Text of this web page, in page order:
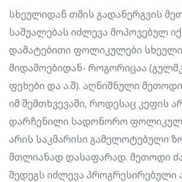
სხეულიდან თმის გადანერგვის
საშუალებას იძლევა მოპოვებულ
დამატებითი ფოლიკულები
მიდამოებიდან- როგორიცაა
ფეხები და ა.შ). აღნიშნული
იმ შემთხვევაში, როდესაც კეფის
დარჩენილი სადონორო
არის საკმარისი გამელოტებული
მთლიანად დასაფარად. მეთოდი
შედეგს იძლევა პროგრესირებული